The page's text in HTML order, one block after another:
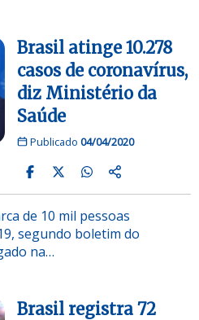
Brasil atinge 10.278
casos de coronavírus,
diz Ministério da
Saúde
Publicado 04/04/2020
de 10 mil pessoas
segundo boletim do
na…
Brasil registra 72